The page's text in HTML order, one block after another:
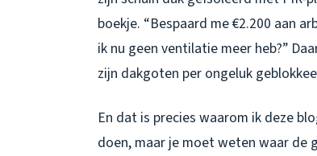
boekje. “Bespaard me €2.200 aan
ik nu geen ventilatie meer heb?”
zijn dakgoten per ongeluk
En dat is precies waarom ik deze
doen, maar je moet weten waar de